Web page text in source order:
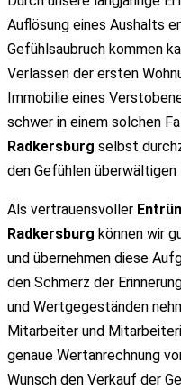
Auflösung eines Aushalts
Gefühlsaubruch kommen
Verlassen der ersten
Immobilie eines
schwer in einem solchen
Radkersburg selbst
den Gefühlen überwältigen
Als vertrauensvoller
Radkersburg können wir
und übernehmen diese
den Schmerz der
und Wertgegeständen
Mitarbeiter und
genaue Wertanrechnung
Wunsch den Verkauf der